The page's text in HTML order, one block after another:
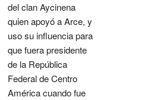
del clan Aycinena
quien apoyó a Arce, y
uso su influencia para
que fuera presidente
de la República
Federal de Centro
América cuando fue